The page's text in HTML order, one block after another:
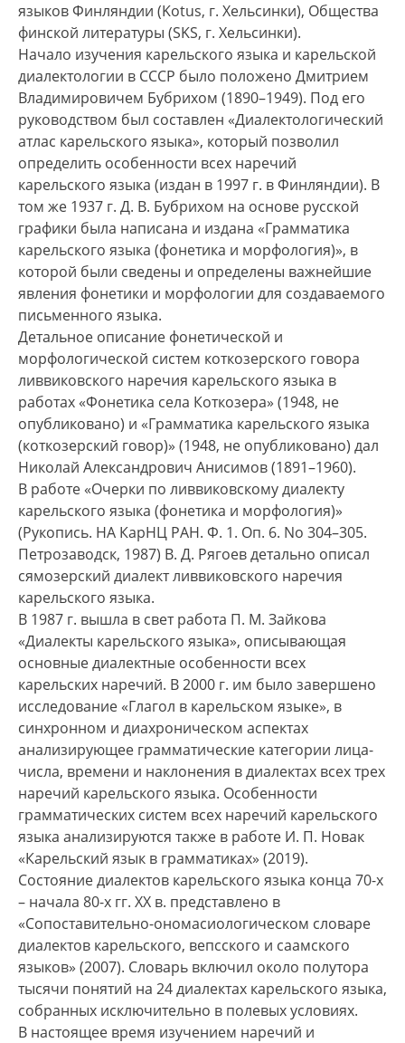
языков Финляндии (Kotus, г. Хельсинки), Общества
финской литературы (SKS, г. Хельсинки).
Начало изучения карельского языка и карельской
диалектологии в СССР было положено Дмитрием
Владимировичем Бубрихом (1890–1949). Под его
руководством был составлен «Диалектологический
атлас карельского языка», который позволил
определить особенности всех наречий
карельского языка (издан в 1997 г. в Финляндии). В
том же 1937 г. Д. В. Бубрихом на основе русской
графики была написана и издана «Грамматика
карельского языка (фонетика и морфология)», в
которой были сведены и определены важнейшие
явления фонетики и морфологии для создаваемого
письменного языка.
Детальное описание фонетической и
морфологической систем коткозерского говора
ливвиковского наречия карельского языка в
работах «Фонетика села Коткозера» (1948, не
опубликовано) и «Грамматика карельского языка
(коткозерский говор)» (1948, не опубликовано) дал
Николай Александрович Анисимов (1891–1960).
В работе «Очерки по ливвиковскому диалекту
карельского языка (фонетика и морфология)»
(Рукопись. НА КарНЦ РАН. Ф. 1. Оп. 6. No 304–305.
Петрозаводск, 1987) В. Д. Рягоев детально описал
сямозерский диалект ливвиковского наречия
карельского языка.
В 1987 г. вышла в свет работа П. М. Зайкова
«Диалекты карельского языка», описывающая
основные диалектные особенности всех
карельских наречий. В 2000 г. им было завершено
исследование «Глагол в карельском языке», в
синхронном и диахроническом аспектах
анализирующее грамматические категории лица-
числа, времени и наклонения в диалектах всех трех
наречий карельского языка. Особенности
грамматических систем всех наречий карельского
языка анализируются также в работе И. П. Новак
«Карельский язык в грамматиках» (2019).
Состояние диалектов карельского языка конца 70-х
– начала 80-х гг. XX в. представлено в
«Сопоставительно-ономасиологическом словаре
диалектов карельского, вепсского и саамского
языков» (2007). Словарь включил около полутора
тысячи понятий на 24 диалектах карельского языка,
собранных исключительно в полевых условиях.
В настоящее время изучением наречий и